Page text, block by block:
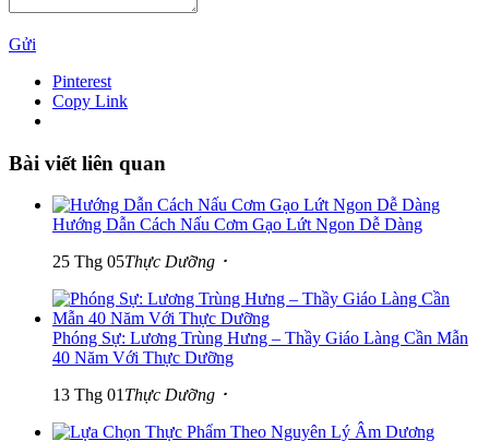
Gửi
Pinterest
Copy Link
Bài viết liên quan
Hướng Dẫn Cách Nấu Cơm Gạo Lứt Ngon Dễ Dàng
25 Thg 05Thực Dưỡng ･
Phóng Sự: Lương Trùng Hưng – Thầy Giáo Làng Cần Mẫn
40 Năm Với Thực Dưỡng
13 Thg 01 Thực Dưỡng ･